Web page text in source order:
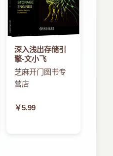
外控制
传输
Fi！
深入浅出存储引
擎-文小飞
芝麻开门图书专
营店
￥5.99